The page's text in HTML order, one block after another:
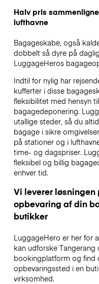
Halv pris
lufthavne
Bagageskabe, også
dobbelt så dyre på
LuggageHeros
Indtil for nylig har
kufferter i disse
fleksibilitet med hensyn
bagagedeponering.
utallige steder, så du
bagage i sikre
på stationer og i
time- og dagspriser.
fleksibel og billig
enhver tid.
Vi leverer
opbevaring af din
butikker
LuggageHero er her for
kan udforske Tangerang
bookingplatform og
opbevaringssted i en
virksomhed.